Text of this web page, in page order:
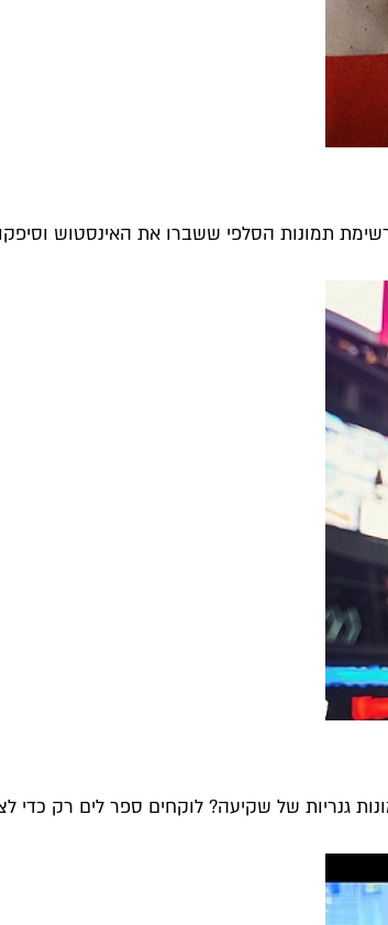
תמונות הסלפי ששברו את האינסטוש וסיפקו
גנריות של שקיעה? לוקחים ספר לים רק כדי